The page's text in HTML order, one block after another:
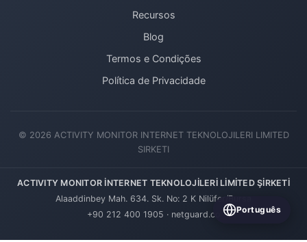
Recursos
Blog
Termos e Condições
Política de Privacidade
© 2026 ACTIVITY MONITOR INTERNET TEKNOLOJILERI LIMITED
SIRKETI
ACTIVITY MONITOR İNTERNET TEKNOLOJİLERİ LİMİTED ŞİRKETİ
Alaaddinbey Mah. 634. Sk. No: 2 K Nilüfer/Bursa
+90 212 400 1905 · netguard.co Português